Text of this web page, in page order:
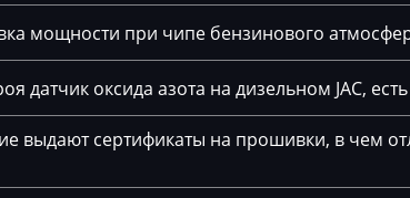
Bosch MED17.1.27
Bosch MED17.1.61(62)
Bosch MED17.5.2
мощности при чипе бензинового
датчик оксида азота на дизельном JAC,
выдают сертификаты на прошивки, в чем